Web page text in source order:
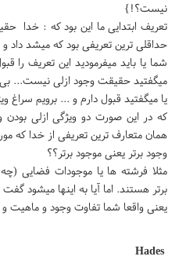
نیست؟!}
تعریف ابتدایی ما این بود که : خدا
حداقلی ترین تعریفی بود که میشد
شما یا باید میفرمودید این تعریف را
میگفتید حقیقت وجود ازلی نیست...
یا میگفتید قبول دارم و ... برویم
که در این صورت دو ویژگی ازلی بودن
همان متعارف ترین تعریفی از خدا که
وجود برتر یعنی موجود برتر؟؟
مثلا فرشته ها یا موجودات فضایی
برتر هستند. اما آیا به اینها میشود
یعنی واقعا شما تفاوت وجود و ماهیت
Hades